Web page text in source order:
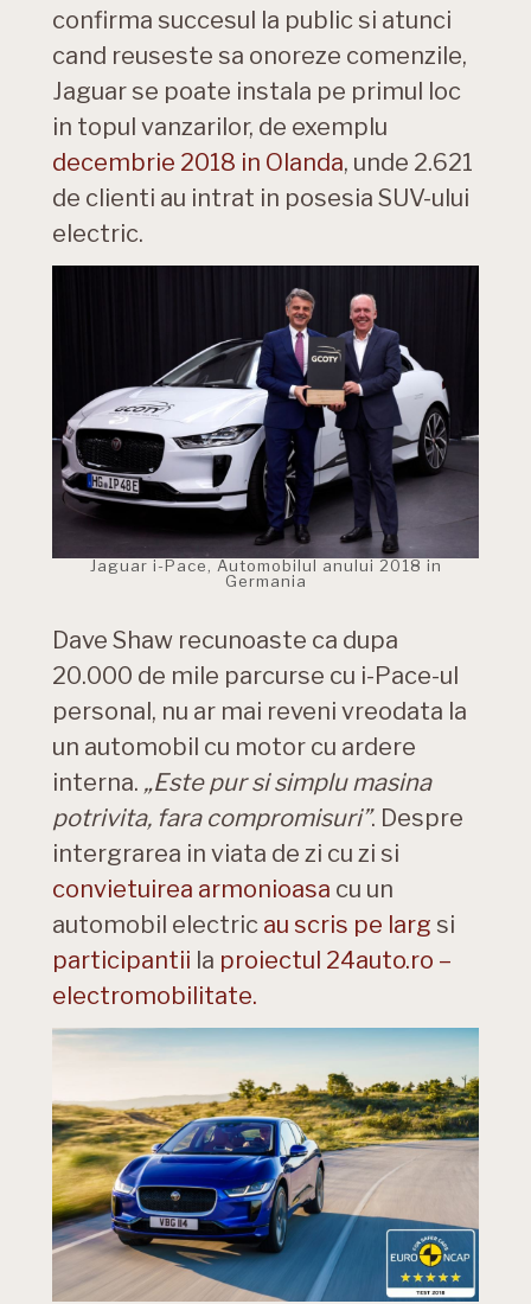
confirma succesul la public si atunci
cand reuseste sa onoreze comenzile,
Jaguar se poate instala pe primul loc
in topul vanzarilor, de exemplu
decembrie 2018 in Olanda, unde 2.621
de clienti au intrat in posesia SUV-ului
electric.
Jaguar i-Pace, Automobilul anului 2018 in
Germania
Dave Shaw recunoaste ca dupa
20.000 de mile parcurse cu i-Pace-ul
personal, nu ar mai reveni vreodata la
un automobil cu motor cu ardere
interna. „Este pur si simplu masina
potrivita, fara compromisuri”. Despre
intergrarea in viata de zi cu zi si
convietuirea armonioasa cu un
automobil electric au scris pe larg si
participantii la proiectul 24auto.ro –
electromobilitate.